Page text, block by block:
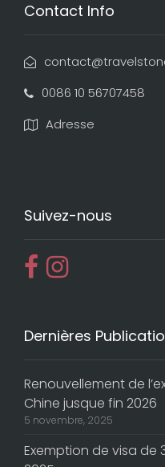
Contact Info
0086 10 56707458
Adresse
Suivez-nous
Dernières
Renouvellement de
Chine jusque fin 2026
5 novembre, 2025
Exemption de visa de